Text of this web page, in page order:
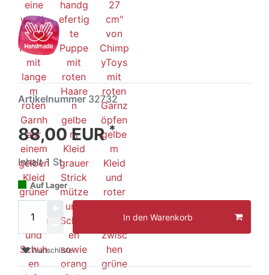
Artikelnummer 32732
88,00 EUR*
Inhalt1 St.
Auf Lager
In den Warenkorb
Wunschliste